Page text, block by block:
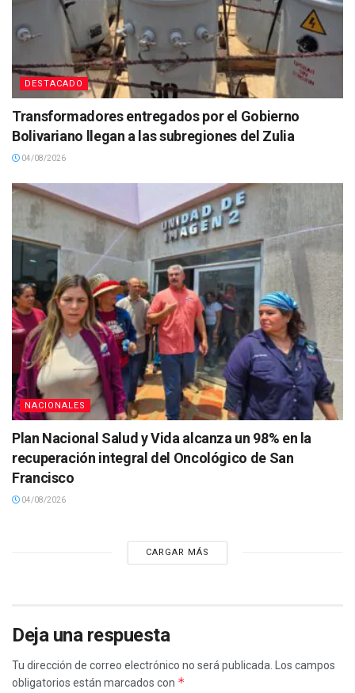
DESTACADO
Transformadores entregados por el Gobierno
Bolivariano llegan a las subregiones del Zulia
04/08/2026
NACIONALES
Plan Nacional Salud y Vida alcanza un 98% en la
recuperación integral del Oncológico de San
Francisco
04/08/2026
CARGAR MÁS
Deja una respuesta
Tu dirección de correo electrónico no será publicada.
Los campos
obligatorios están marcados con *